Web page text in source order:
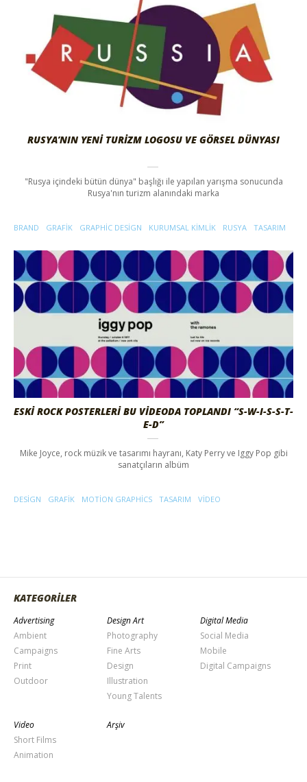
RUSYA’NIN YENI TURIZM LOGOSU VE GÖRSEL DÜNYASI
"Rusya içindeki bütün dünya" başlığı ile yapılan yarışma sonucunda
Rusya'nın turizm alanındaki marka
BRAND GRAFIK GRAPHIC DESIGN KURUMSAL KIMLIK RUSYA TASARIM
ESKİ ROCK POSTERLERİ BU VİDEODA TOPLANDI “S-W-I-S-S-T-
E-D”
Mike Joyce, rock müzik ve tasarımı hayranı, Katy Perry ve Iggy Pop gibi
sanatçıların albüm
DESIGN GRAFIK MOTION GRAPHICS TASARIM VIDEO
KATEGORİLER
Advertising
Ambient
Campaigns
Print
Outdoor
Design Art
Photography
Fine Arts
Design
Illustration
Young Talents
Digital Media
Social Media
Mobile
Digital Campaigns
Video
Short Films
Animation
Arşiv